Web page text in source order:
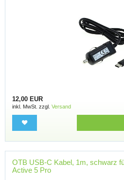
12,00 EUR
inkl. MwSt. zzgl. Versand
OTB USB-C Kabel, 1m, schwarz
Active 5 Pro